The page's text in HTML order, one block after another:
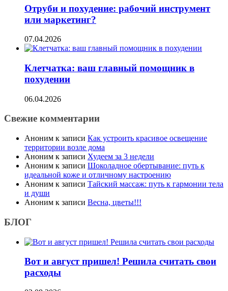
Отруби и похудение: рабочий инструмент
или маркетинг?
07.04.2026
Клетчатка: ваш главный помощник в
похудении
06.04.2026
Свежие комментарии
Аноним к записи Как устроить красивое освещение
территории возле дома
Аноним к записи Худеем за 3 недели
Аноним к записи Шоколадное обертывание: путь к
идеальной коже и отличному настроению
Аноним к записи Тайский массаж: путь к гармонии тела
и души
Аноним к записи Весна, цветы!!!
БЛОГ
Вот и август пришел! Решила считать свои
расходы